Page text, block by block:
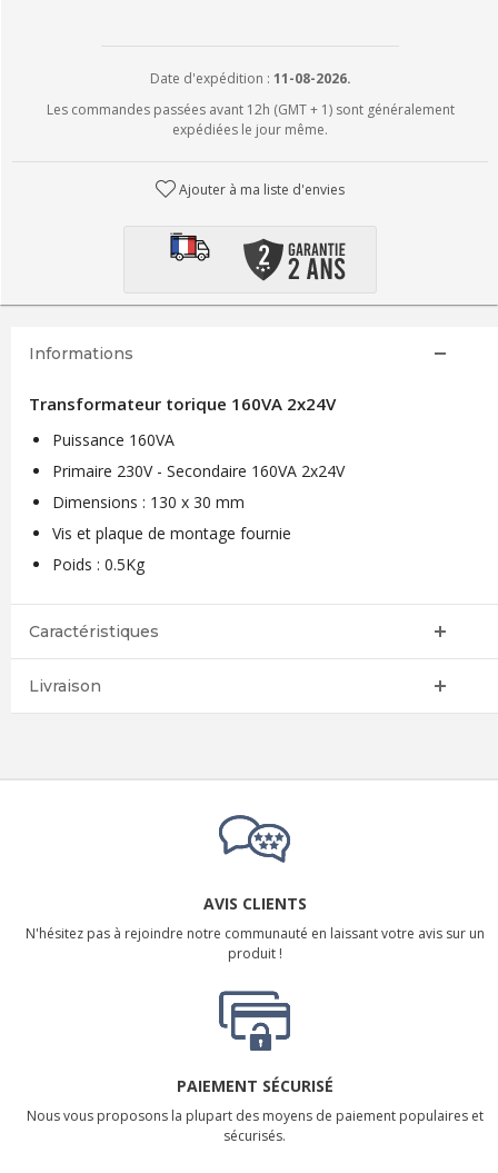
Date d'expédition : 11-08-2026.
Les commandes passées avant 12h (GMT + 1) sont généralement
expédiées le jour même.
Ajouter à ma liste d'envies
Informations
Transformateur torique 160VA 2x24V
Puissance 160VA
Primaire 230V - Secondaire 160VA 2x24V
Dimensions : 130 x 30 mm
Vis et plaque de montage fournie
Poids : 0.5Kg
Caractéristiques
Livraison
AVIS CLIENTS
N'hésitez pas à rejoindre notre communauté en laissant votre avis sur un
produit !
PAIEMENT SÉCURISÉ
Nous vous proposons la plupart des moyens de paiement populaires et
sécurisés.